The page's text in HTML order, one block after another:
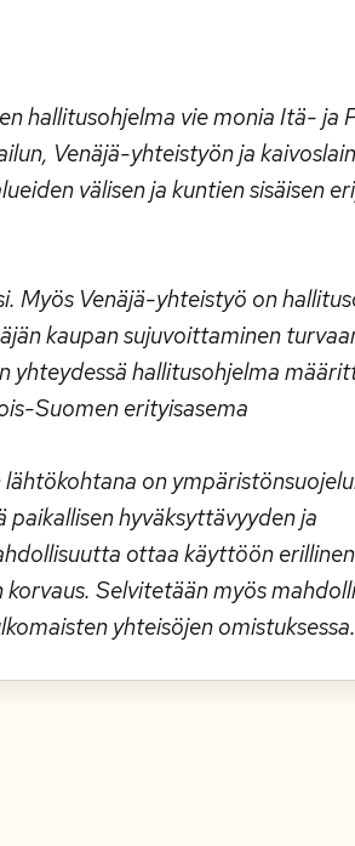
hallitusohjelma vie monia Itä- ja
Venäjä-yhteistyön ja
välisen ja kuntien sisäisen
Myös Venäjä-yhteistyö on
kaupan sujuvoittaminen
hallitusohjelma
Suomen erityisasema
on
hyväksyttävyyden ja
ottaa käyttöön
Selvitetään myös
yhteisöjen omistuksessa.